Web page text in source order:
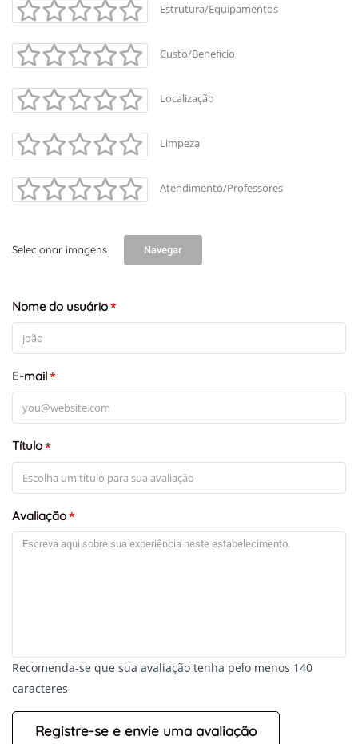
Estrutura/Equipamentos
Custo/Benefício
Localização
Limpeza
Atendimento/Professores
Selecionar imagens Navegar
Nome do usuário*
E-mail*
Título*
Avaliação*
Recomenda-se que sua avaliação tenha pelo menos 140
caracteres